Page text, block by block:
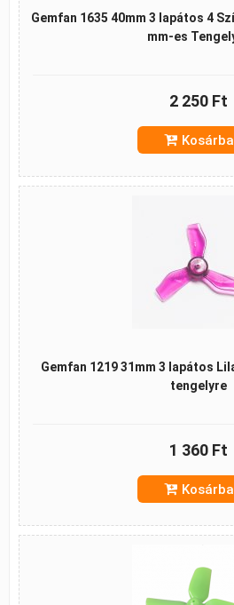
Gemfan 1635 40mm 3 lapátos 4
mm-es
2 250 Ft
Kosárba
Gemfan 1219 31mm 3 lapátos
tengelyre
1 360 Ft
Kosárba